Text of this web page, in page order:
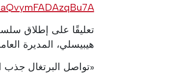
هيبيسلي، المديرة
«تواصل البرتغال جذب